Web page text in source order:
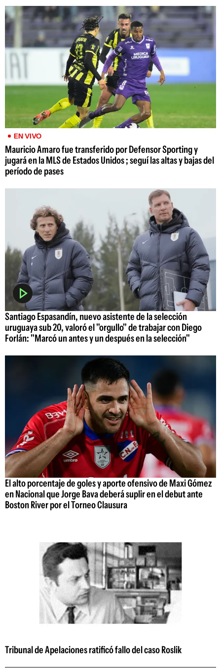
EN VIVO
Mauricio Amaro fue transferido por Defensor Sporting y
jugará en la MLS de Estados Unidos ; seguí las altas y bajas del
período de pases
Santiago Espasandín, nuevo asistente de la selección
uruguaya sub 20, valoró el "orgullo" de trabajar con Diego
Forlán: "Marcó un antes y un después en la selección"
El alto porcentaje de goles y aporte ofensivo de Maxi Gómez
en Nacional que Jorge Bava deberá suplir en el debut ante
Boston River por el Torneo Clausura
Tribunal de Apelaciones ratificó fallo del caso Roslik